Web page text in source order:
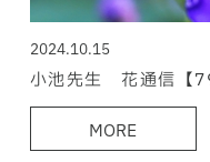
2024.10.15
小池先生 花通信【
MORE